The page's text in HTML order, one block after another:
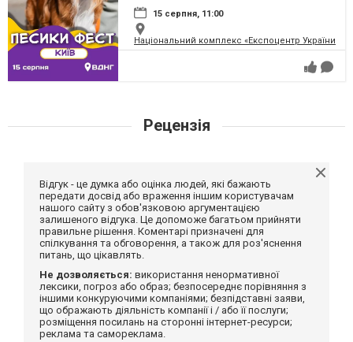
15 серпня, 11:00
Національний комплекс «Експоцентр України»
Рецензія
Відгук - це думка або оцінка людей, які бажають
передати досвід або враження іншим користувачам
нашого сайту з обов'язковою аргументацією
залишеного відгука. Це допоможе багатьом прийняти
правильне рішення. Коментарі призначені для
спілкування та обговорення, а також для роз'яснення
питань, що цікавлять.
Не дозволяється: використання ненормативної
лексики, погроз або образ; безпосереднє порівняння з
іншими конкуруючими компаніями; безпідставні заяви,
що ображають діяльність компанії і / або її послуги;
розміщення посилань на сторонні інтернет-ресурси;
реклама та самореклама.